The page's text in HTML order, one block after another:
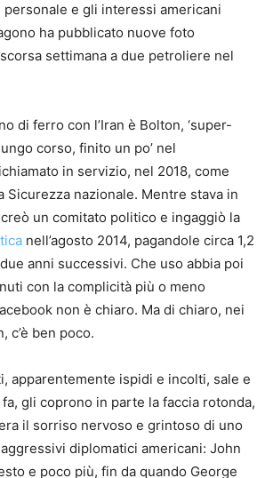
personale e gli interessi americani
ha pubblicato nuove foto
settimana a due petroliere nel
di ferro con l’Iran è Bolton, ‘super-
corso, finito un po’ nel
in servizio, nel 2018, come
Sicurezza nazionale. Mentre stava in
un comitato politico e ingaggiò la
nell’agosto 2014, pagandole circa 1,2
anni successivi. Che uso abbia poi
con la complicità più o meno
non è chiaro. Ma di chiaro, nei
c’è ben poco.
apparentemente ispidi e incolti, sale e
gli coprono in parte la faccia rotonda,
il sorriso nervoso e grintoso di uno
diplomatici americani: John
e poco più, fin da quando George